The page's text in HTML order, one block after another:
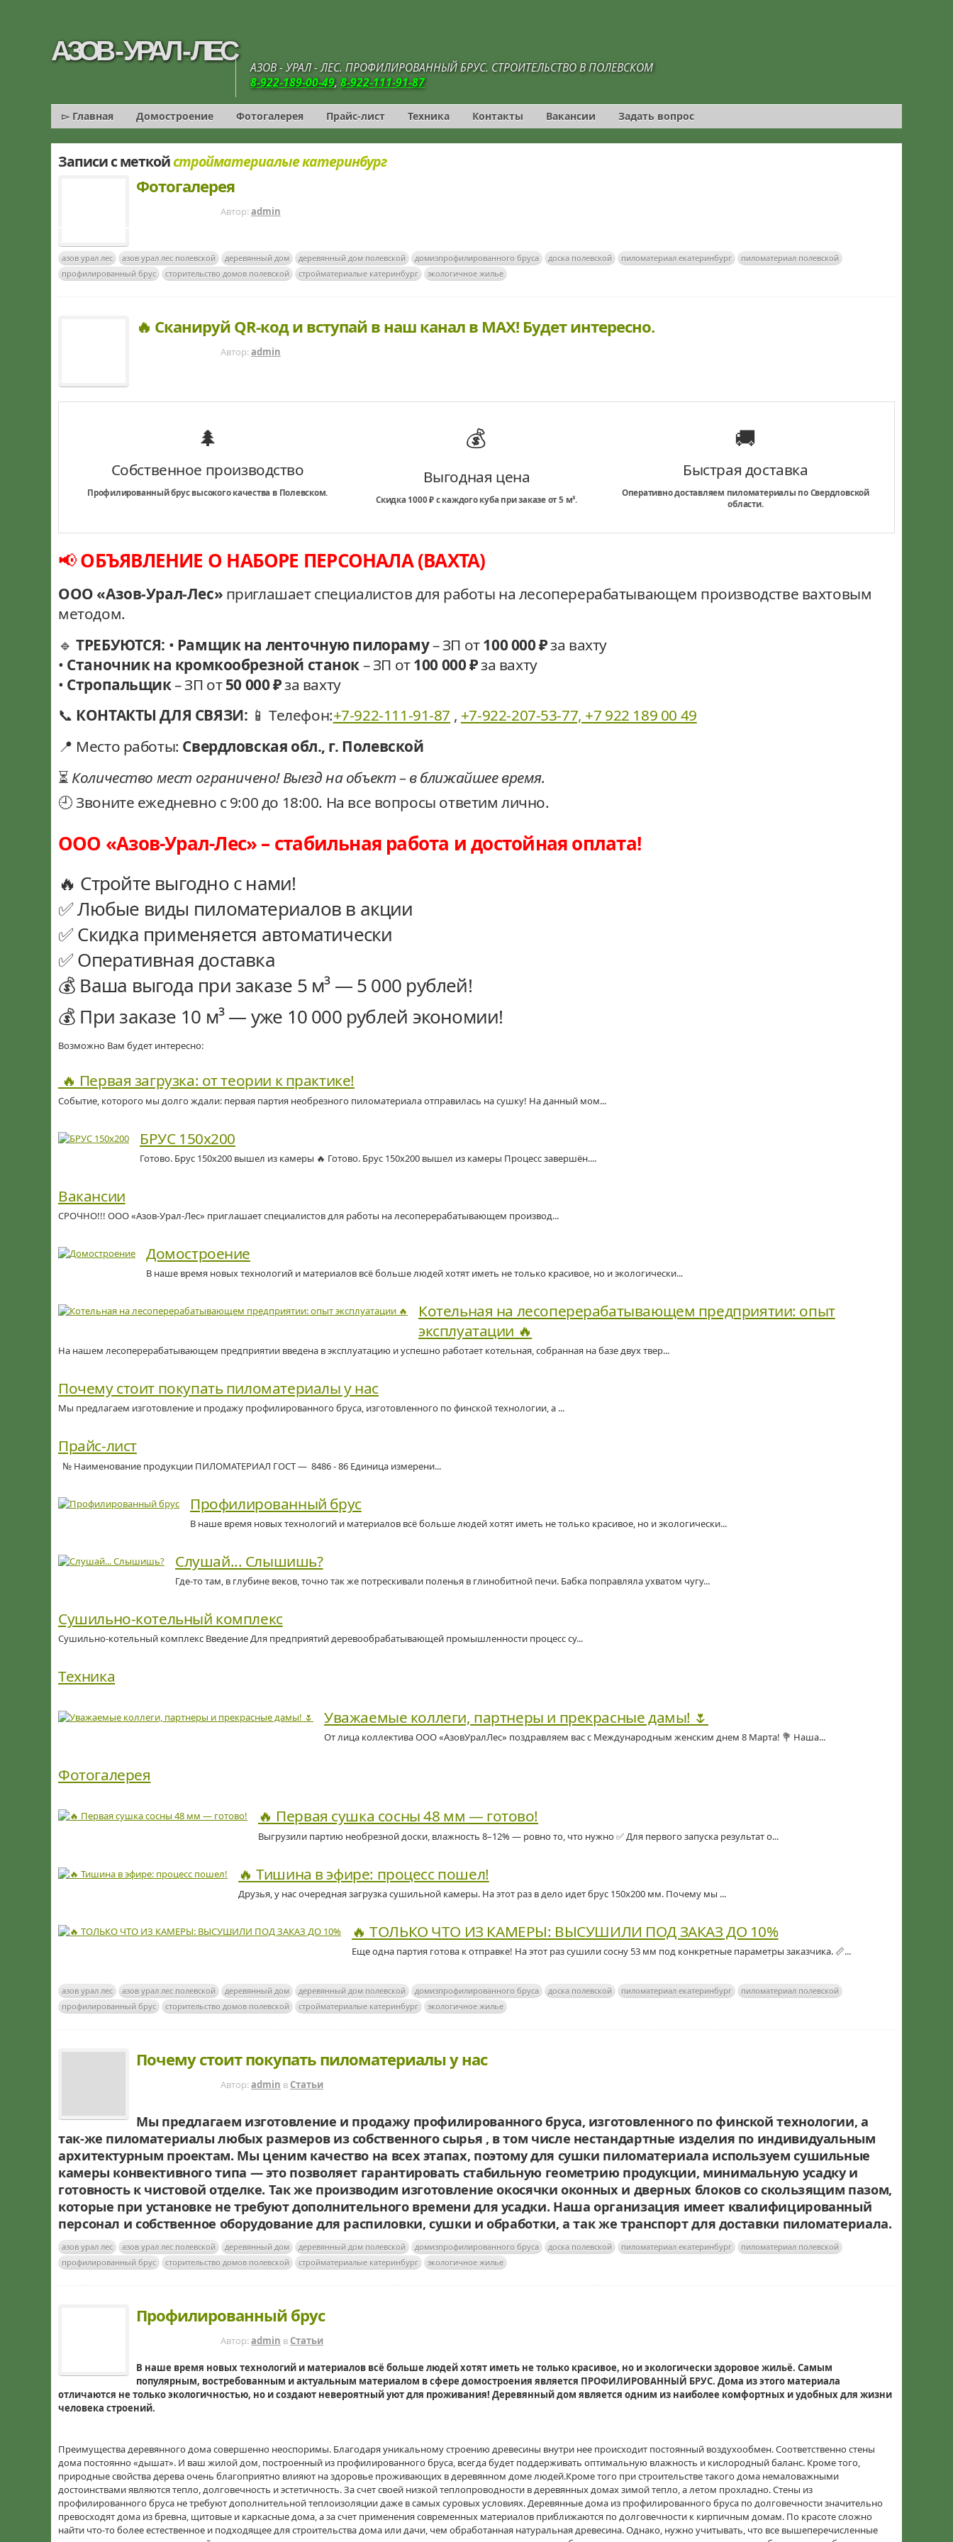
AЗОВ - УРАЛ - ЛЕС
AЗОВ - УРАЛ - ЛЕС. ПРОФИЛИРОВАННЫЙ БРУС. СТРОИТЕЛЬСТВО В ПОЛЕВСКОМ
8-922-189-00-49, 8-922-111-91-87
▻ Главная Домостроение Фотогалерея Прайс-лист Техника Контакты Вакансии Задать вопрос
Записи с меткойстройматериалые катеринбург
Фотогалерея
Автор:admin
азов урал лес азов урал лес полевской деревянный дом деревянный дом полевской домизпрофилированного бруса доска полевской пиломатериал екатеринбург
пиломатериал полевской
профилированный брус
сторительство домов полевской стройматериалые катеринбург экологичное жилье
🔥 Сканируй QR-код и вступай в наш канал в MAX! Будет интересно.
Автор:admin
🌲
Собственное производство
Профилированный брус высокого качества в Полевском.
💰
Выгодная цена
Скидка 1000 ₽ с каждого куба при заказе от 5 м³.
🚚
Быстрая доставка
Оперативно доставляем пиломатериалы по Свердловской
области.
📢ОБЪЯВЛЕНИЕ О НАБОРЕ ПЕРСОНАЛА (ВАХТА)
ООО «Азов-Урал-Лес» приглашает специалистов для работы на лесоперерабатывающем производстве вахтовым
методом.
🔹ТРЕБУЮТСЯ: • Рамщик на ленточную пилораму– ЗП от100 000 ₽за вахту
• Станочник на кромкообрезной станок– ЗП от100 000 ₽за вахту
• Стропальщик– ЗП от50 000 ₽за вахту
📞 КОНТАКТЫ ДЛЯ СВЯЗИ: 📱 Телефон:+7-922-111-91-87 , +7-922-207-53-77, +7 922 189 00 49
📍 Место работы: Свердловская обл., г. Полевской
⏳ Количество мест ограничено! Выезд на объект – в ближайшее время.
🕘 Звоните ежедневно с 9:00 до 18:00. На все вопросы ответим лично.
ООО «Азов-Урал-Лес» – стабильная работа и достойнаяоплата!
🔥 Стройте выгодно с нами!
✅ Любые виды пиломатериалов в акции
✅ Скидка применяется автоматически
✅ Оперативная доставка
💰 Ваша выгода при заказе 5 м³ — 5 000 рублей!
💰 При заказе 10 м³ — уже 10 000 рублей экономии!
Возможно Вам будет интересно:
🔥 Первая загрузка: от теории к практике!
Событие, которого мы долго ждали: первая партия необрезного пиломатериала отправилась на сушку! На данный мом...
БРУС 150х200
Готово. Брус 150х200 вышел из камеры 🔥 Готово. Брус 150х200 вышел из камеры Процесс завершён....
Вакансии
СРОЧНО!!! ООО «Азов-Урал-Лес» приглашает специалистов для работы на лесоперерабатывающем производ...
Домостроение
В наше время новых технологий и материалов всё больше людей хотят иметь не только красивое, но и экологически...
Котельная на лесоперерабатывающем предприятии: опыт
эксплуатации 🔥
На нашем лесоперерабатывающем предприятии введена в эксплуатацию и успешно работает котельная, собранная на базе двух твер...
Почему стоит покупать пиломатериалы у нас
Мы предлагаем изготовление и продажу профилированного бруса, изготовленного по финской технологии, а ...
Прайс-лист
№ Наименование продукции ПИЛОМАТЕРИАЛ ГОСТ — 8486 - 86 Единица измерени...
Профилированный брус
В наше время новых технологий и материалов всё больше людей хотят иметь не только красивое, но и экологически...
Слушай... Слышишь?
Где-то там, в глубине веков, точно так же потрескивали поленья в глинобитной печи. Бабка поправляла ухватом чугу...
Сушильно-котельный комплекс
Сушильно-котельный комплекс Введение Для предприятий деревообрабатывающей промышленности процесс су...
Техника
Уважаемые коллеги, партнеры и прекрасные дамы! 🌷
От лица коллектива ООО «АзовУралЛес» поздравляем вас с Международным женским днем 8 Марта! 💐 Наша...
Фотогалерея
🔥 Первая сушка сосны 48 мм — готово!
Выгрузили партию необрезной доски, влажность 8–12% — ровно то, что нужно ✅ Для первого запуска результат о...
🔥 Тишина в эфире: процесс пошел!
Друзья, у нас очередная загрузка сушильной камеры. На этот раз в дело идет брус 150х200 мм. Почему мы ...
🔥 ТОЛЬКО ЧТО ИЗ КАМЕРЫ: ВЫСУШИЛИ ПОД ЗАКАЗ ДО 10%
Еще одна партия готова к отправке! На этот раз сушили сосну 53 мм под конкретные параметры заказчика. 📏...
азов урал лес азов урал лес полевской деревянный дом деревянный дом полевской домизпрофилированного бруса доска полевской пиломатериал екатеринбург
пиломатериал полевской
профилированный брус
сторительство домов полевской стройматериалые катеринбург экологичное жилье
Почему стоит покупать пиломатериалы у нас
Автор:admin в Статьи
Мы предлагаем изготовление и продажу профилированного бруса, изготовленного по финской технологии, а
так-же пиломатериалылюбых размеров из собственного сырья , в том числе нестандартные изделия по индивидуальным
архитектурным проектам. Мы ценим качество на всех этапах, поэтому для сушки пиломатериала используем сушильные
камеры конвективного типа — это позволяет гарантировать стабильную геометрию продукции, минимальную усадку и
готовность к чистовой отделке. Так же производим изготовление окосячки оконных и дверных блоков со скользящим пазом,
которые при установке не требуют дополнительного времени для усадки. Наша организация имеет квалифицированный
персонал и собственное оборудование для распиловки, сушки и обработки, а так же транспорт для доставки пиломатериала.
азов урал лес азов урал лес полевской деревянный дом деревянный дом полевской домизпрофилированного бруса доска полевской пиломатериал екатеринбург
пиломатериал полевской
профилированный брус
сторительство домов полевской стройматериалые катеринбург экологичное жилье
Профилированный брус
Автор:admin в Статьи
В наше время новых технологий и материалов всё больше людей хотят иметь не только красивое, но и экологически здоровое жильё. Самым
популярным, востребованным и актуальным материалом в сфере домостроения является ПРОФИЛИРОВАННЫЙ БРУС. Дома из этого материала
отличаются не только экологичностью, но и создают невероятный уют для проживания! Деревянный дом является одним из наиболее комфортных и удобных для жизни
человека строений.
Преимущества деревянного дома совершенно неоспоримы. Благодаря уникальному строению древесины внутри нее происходит постоянный воздухообмен. Соответственно стены
дома постоянно «дышат». И ваш жилой дом, построенный из профилированного бруса, всегда будет поддерживать оптимальную влажность и кислородный баланс. Кроме того,
природные свойства дерева очень благоприятно влияют на здоровье проживающих в деревянном доме людей.Кроме того при строительстве такого дома немаловажными
достоинствами являются тепло, долговечность и эстетичность. За счет своей низкой теплопроводности в деревянных домах зимой тепло, а летом прохладно. Стены из
профилированного бруса не требуют дополнительной теплоизоляции даже в самых суровых условиях. Деревянные дома из профилированного бруса по долговечности значительно
превосходят дома из бревна, щитовые и каркасные дома, а за счет применения современных материалов приближаются по долговечности к кирпичным домам. По красоте сложно
найти что-то более естественное и подходящее для строительства дома или дачи, чем обработанная натуральная древесина. Однако, нужно учитывать, что все вышеперечисленные